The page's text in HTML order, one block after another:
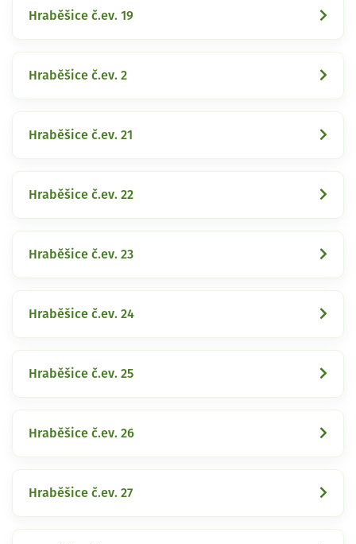
Hraběšice č.ev. 19
Hraběšice č.ev. 2
Hraběšice č.ev. 21
Hraběšice č.ev. 22
Hraběšice č.ev. 23
Hraběšice č.ev. 24
Hraběšice č.ev. 25
Hraběšice č.ev. 26
Hraběšice č.ev. 27